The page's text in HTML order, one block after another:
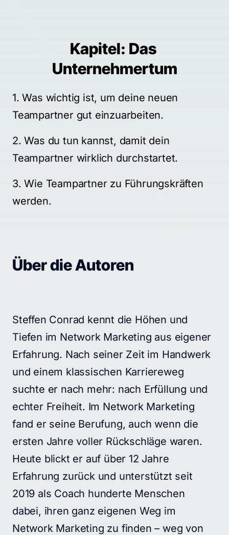
Kapitel: Das
Unternehmertum
1. Was wichtig ist, um deine neuen
Teampartner gut einzuarbeiten.
2. Was du tun kannst, damit dein
Teampartner wirklich durchstartet.
3. Wie Teampartner zu Führungskräften
werden.
Über die Autoren
Steffen Conrad kennt die Höhen und
Tiefen im Network Marketing aus eigener
Erfahrung. Nach seiner Zeit im Handwerk
und einem klassischen Karriereweg
suchte er nach mehr: nach Erfüllung und
echter Freiheit. Im Network Marketing
fand er seine Berufung, auch wenn die
ersten Jahre voller Rückschläge waren.
Heute blickt er auf über 12 Jahre
Erfahrung zurück und unterstützt seit
2019 als Coach hunderte Menschen
dabei, ihren ganz eigenen Weg im
Network Marketing zu finden – weg von